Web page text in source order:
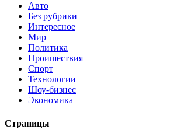
Авто
Без рубрики
Интересное
Мир
Политика
Проишествия
Спорт
Технологии
Шоу-бизнес
Экономика
Страницы